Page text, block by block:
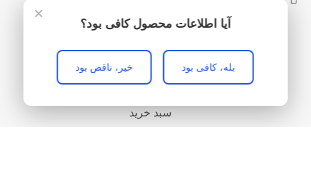
×
آیا اطلاعات محصول کافی بود؟
بله، کافی بود خیر، ناقص بود
منو
علاقه مندی
مقایسه
سبد خرید